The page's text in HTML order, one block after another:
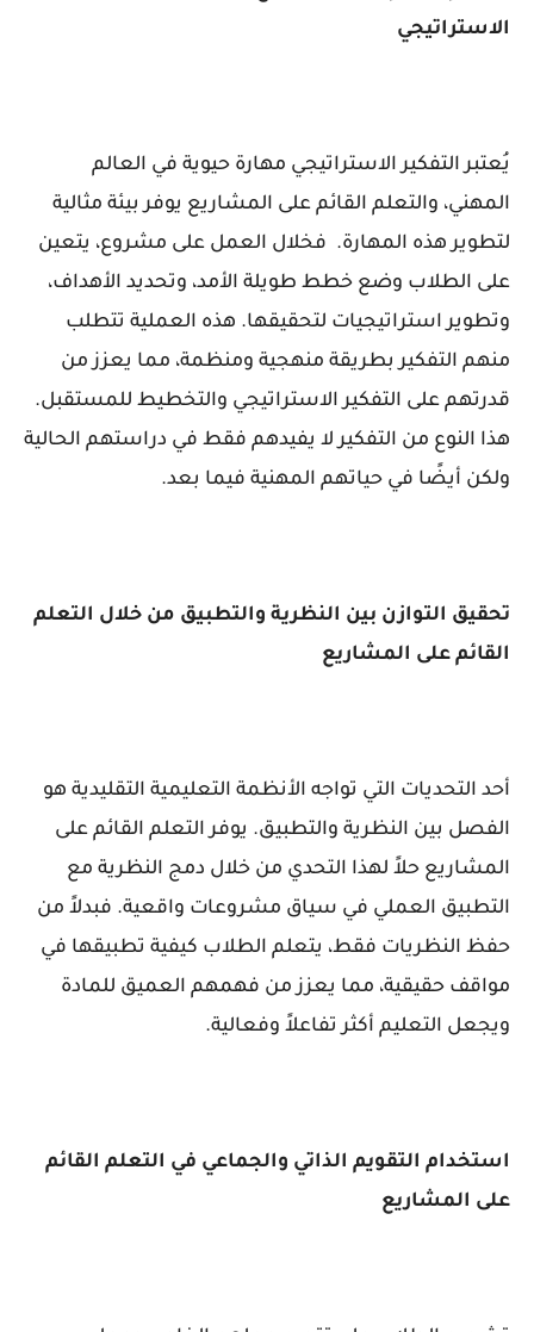
الاستراتيجي
يُعتبر التفكير الاستراتيجي مهارة حيوية في العالم
المهني، والتعلم القائم على المشاريع يوفر بيئة مثالية
لتطوير هذه المهارة. فخلال العمل على مشروع، يتعين
على الطلاب وضع خطط طويلة الأمد، وتحديد الأهداف،
وتطوير استراتيجيات لتحقيقها. هذه العملية تتطلب
منهم التفكير بطريقة منهجية ومنظمة، مما يعزز من
قدرتهم على التفكير الاستراتيجي والتخطيط للمستقبل.
هذا النوع من التفكير لا يفيدهم فقط في دراستهم الحالية
ولكن أيضًا في حياتهم المهنية فيما بعد.
تحقيق التوازن بين النظرية والتطبيق من خلال التعلم
القائم على المشاريع
أحد التحديات التي تواجه الأنظمة التعليمية التقليدية هو
الفصل بين النظرية والتطبيق. يوفر التعلم القائم على
المشاريع حلاً لهذا التحدي من خلال دمج النظرية مع
التطبيق العملي في سياق مشروعات واقعية. فبدلاً من
حفظ النظريات فقط، يتعلم الطلاب كيفية تطبيقها في
مواقف حقيقية، مما يعزز من فهمهم العميق للمادة
ويجعل التعليم أكثر تفاعلاً وفعالية.
استخدام التقويم الذاتي والجماعي في التعلم القائم
على المشاريع